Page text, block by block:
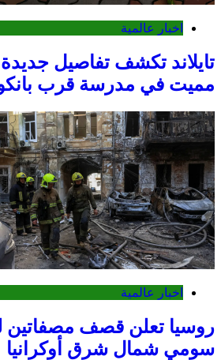
اخبار عالمية
تايلاند تكشف تفاصيل
مميت في مدرسة قرب
اخبار عالمية
روسيا تعلن قصف مصفاتين
سومي شمال شرق أوكرانيا